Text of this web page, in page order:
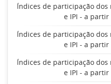
Índices de participação dos
e IPI - a
Índices de participação dos
e IPI - a
Índices de participação dos
e IPI - a